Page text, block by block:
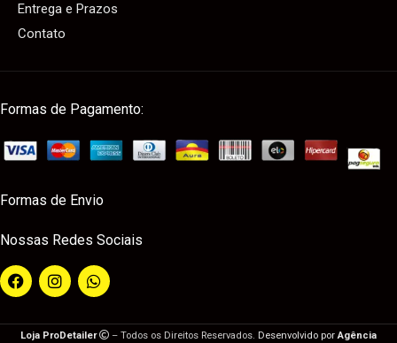
Entrega e Prazos
Contato
Formas de Pagamento:
Formas de Envio
Nossas Redes Sociais
Loja ProDetailer – Todos os Direitos Reservados. Desenvolvido porAgência